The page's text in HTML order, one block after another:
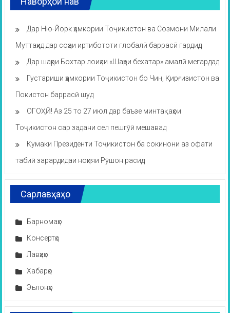
Дар Ню-Йорк ҳамкории Тоҷикистон ва Созмони Милали
Муттаҳид дар соҳаи иртибототи глобалӣ баррасӣ гардид
Дар шаҳри Бохтар лоиҳаи «Шаҳри бехатар» амалӣ мегардад
Густариши ҳамкории Тоҷикистон бо Чин, Қирғизистон ва
Покистон баррасӣ шуд
ОГОҲӢ! Аз 25 то 27 июл дар баъзе минтақаҳои
Тоҷикистон сар задани сел пешгӯӣ мешавад
Кумаки Президенти Тоҷикистон ба сокинони аз офати
табиӣ зарардидаи ноҳияи Рӯшон расид
Сарлавҳаҳо
Барномаҳо
Консертҳо
Лавҳаҳо
Хабарҳо
Эълонҳо